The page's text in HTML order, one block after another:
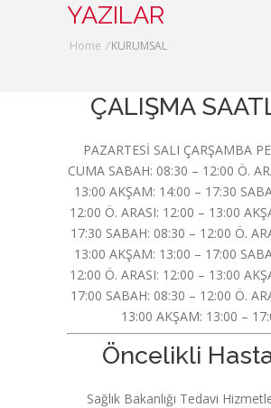
YAZILAR
Home /KURUMSAL
ÇALIŞMA
PAZARTESİ SALI ÇARŞAMBA
CUMA SABAH: 08:30 – 12:00 Ö.
13:00 AKŞAM: 14:00 – 17:30
12:00 Ö. ARASI: 12:00 – 13:00
17:30 SABAH: 08:30 – 12:00 Ö.
13:00 AKŞAM: 13:00 – 17:00
12:00 Ö. ARASI: 12:00 – 13:00
17:00 SABAH: 08:30 – 12:00 Ö.
13:00 AKŞAM: 13:00 –
Öncelikli
Sağlık Bakanlığı Tedavi